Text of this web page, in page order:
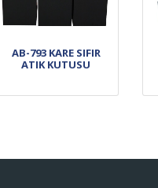
AB-793 KARE SIFIR
ATIK KUTUSU